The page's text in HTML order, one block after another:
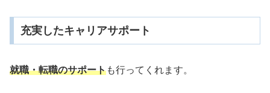
充実したキャリアサポート
就職・転職のサポートも行ってくれます。